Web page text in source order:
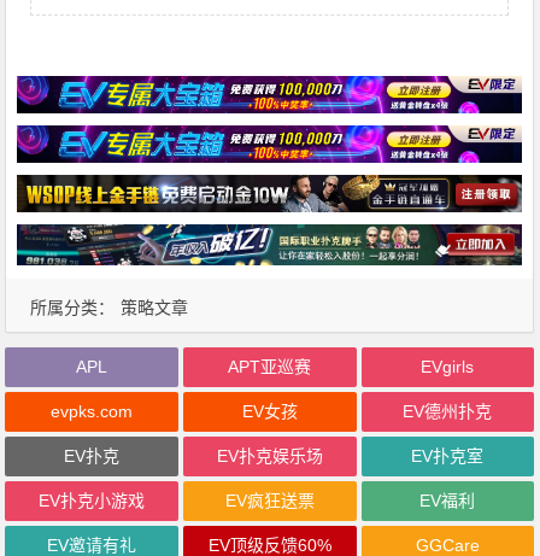
所属分类： 策略文章
APL APT亚巡赛 EVgirls
evpks.com EV女孩 EV德州扑克
EV扑克 EV扑克娱乐场 EV扑克室
EV扑克小游戏 EV疯狂送票 EV福利
EV邀请有礼 EV顶级反馈60% GGCare